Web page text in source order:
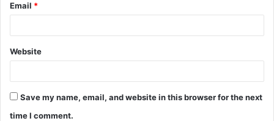
Email *
Website
Save my name, email, and website in this browser for the next
time I comment.